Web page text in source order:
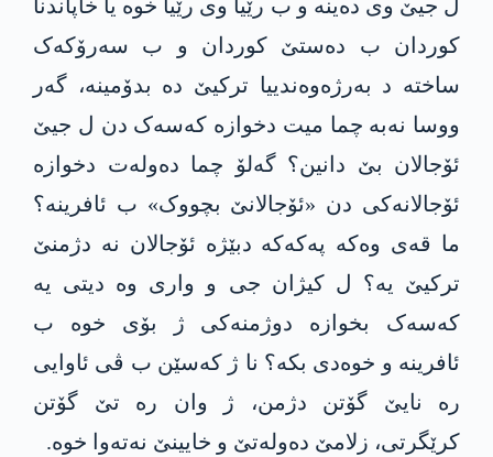
ل جیێ وی دەینە و ب رێیا وی رێیا خوە یا خاپاندنا
کوردان ب دەستێ کوردان و ب سەرۆکەک
ساختە د بەرژەوەندییا ترکیێ دە بدۆمینە، گەر
ووسا نەبە چما میت دخوازە کەسەک دن ل جیێ
ئۆجالان بێ دانین؟ گەلۆ چما دەولەت دخوازە
ئۆجالانەکی دن «ئۆجالانێ بچووک» ب ئافرینە؟
ما قەی وەکە پەکەکە دبێژە ئۆجالان نە دژمنێ
ترکیێ یە؟ ل کیژان جی و واری وە دیتی یە
کەسەک بخوازە دوژمنەکی ژ بۆی خوە ب
ئافرینە و خوەدی بکە؟ نا ژ کەسێن ب ڤی ئاوایی
رە نایێ گۆتن دژمن، ژ وان رە تێ گۆتن
کرێگرتی، زلامێ دەولەتێ و خایینێ نەتەوا خوە.